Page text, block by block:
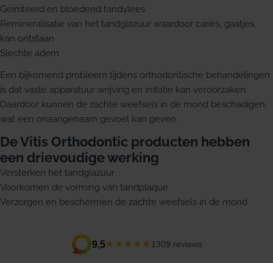
Geïrriteerd en bloedend tandvlees
Remineralisatie van het tandglazuur waardoor cariës, gaatjes,
kan ontstaan
Slechte adem
Een bijkomend probleem tijdens orthodontische behandelingen
is dat vaste apparatuur wrijving en irritatie kan veroorzaken.
Daardoor kunnen de zachte weefsels in de mond beschadigen,
wat een onaangenaam gevoel kan geven.
De Vitis Orthodontic producten hebben
een drievoudige werking
Versterken het tandglazuur
Voorkomen de vorming van tandplaque
Verzorgen en beschermen de zachte weefsels in de mond
9,5★★★★★ 1309 reviews